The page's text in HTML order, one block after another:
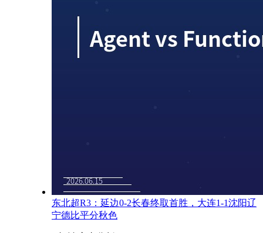
东北超R3：延边0-2长春终取首胜，大连1-1沈阳辽
宁德比平分秋色